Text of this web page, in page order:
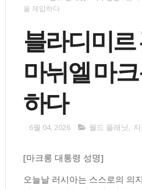
을 제압하다
블라디미르
마뉘엘 마
하다
6월 04, 2026 월드 플래닛,
[마크롱 대통령 성명]
오늘날 러시아는 스스로의 의